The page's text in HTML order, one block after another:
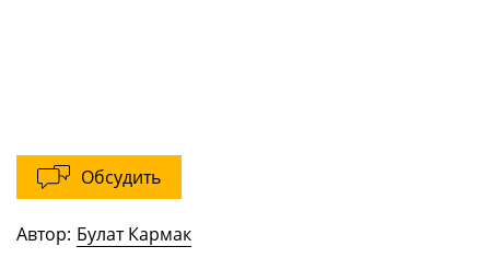
Обсудить
Автор: Булат Кармак